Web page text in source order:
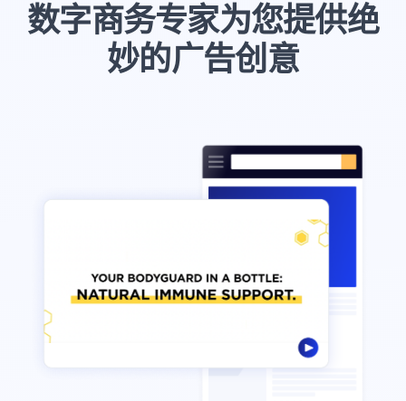
数字商务专家为您提供绝
妙的广告创意